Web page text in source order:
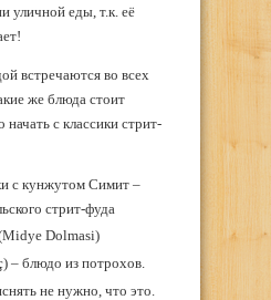
уличной еды, т.к. её
встречаются во всех
же блюда стоит
с классики стрит-
с кунжутом Симит –
стрит-фуда
Dolmasi)
– блюдо из потрохов.
не нужно, что это.